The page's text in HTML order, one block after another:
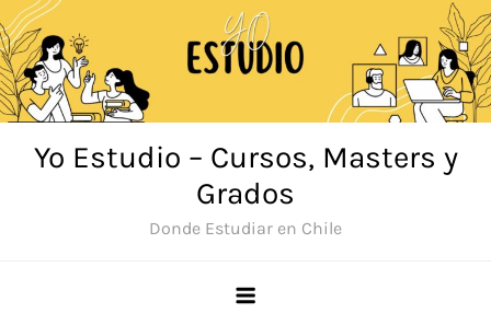
Saltar
al
contenido
Yo Estudio – Cursos, Masters y
Grados
Donde Estudiar en Chile